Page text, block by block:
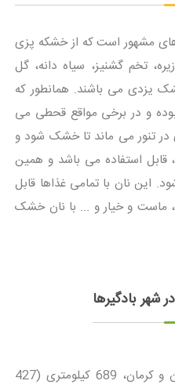
مشهور است که از خشکه پزی
تخم گشنیز، سیاه دانه، گل
یزدی می باشند. همانطور که
و در برخی مواقع قحطی می
تنور می ماند تا خشک شود و
استفاده می باشد و همین
این نان با تمامی غذاها قابل
ماست و خیار و ... با نان خشک
بادگیرها
در میانه و بین اصفهان و کرمان، 689 کیلومتری (427